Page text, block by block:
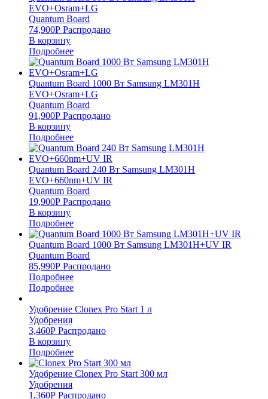
EVO+Osram+LG
Quantum Board
74,900Р Распродано
В корзину
Подробнее
Quantum Board 1000 Вт Samsung LM301H
EVO+Osram+LG
Quantum Board
91,900Р Распродано
В корзину
Подробнее
Quantum Board 240 Вт Samsung LM301H
EVO+660nm+UV IR
Quantum Board
19,900Р Распродано
В корзину
Подробнее
Quantum Board 1000 Вт Samsung LM301H+UV IR
Quantum Board
85,990Р Распродано
Подробнее
Подробнее
Удобрение Clonex Pro Start 1 л
Удобрения
3,460Р Распродано
В корзину
Подробнее
Удобрение Clonex Pro Start 300 мл
Удобрения
1,360Р Распродано